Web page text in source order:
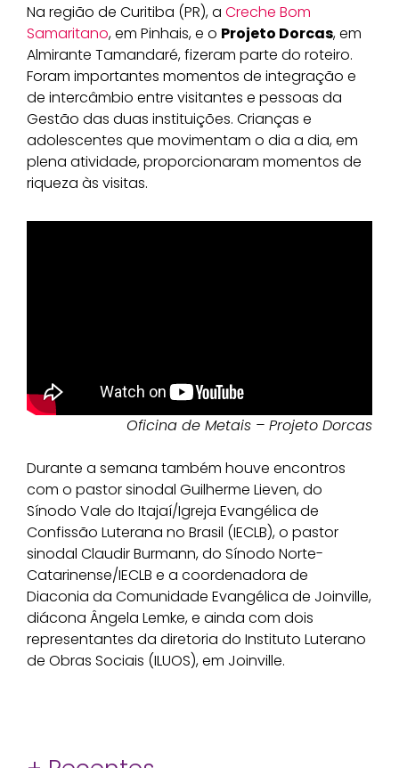
Na região de Curitiba (PR), a Creche Bom
Samaritano, em Pinhais, e o Projeto Dorcas, em
Almirante Tamandaré, fizeram parte do roteiro.
Foram importantes momentos de integração e
de intercâmbio entre visitantes e pessoas da
Gestão das duas instituições. Crianças e
adolescentes que movimentam o dia a dia, em
plena atividade, proporcionaram momentos de
riqueza às visitas.
Oficina de Metais – Projeto Dorcas
Durante a semana também houve encontros
com o pastor sinodal Guilherme Lieven, do
Sínodo Vale do Itajaí/Igreja Evangélica de
Confissão Luterana no Brasil (IECLB), o pastor
sinodal Claudir Burmann, do Sínodo Norte-
Catarinense/IECLB e a coordenadora de
Diaconia da Comunidade Evangélica de Joinville,
diácona Ângela Lemke, e ainda com dois
representantes da diretoria do Instituto Luterano
de Obras Sociais (ILUOS), em Joinville.